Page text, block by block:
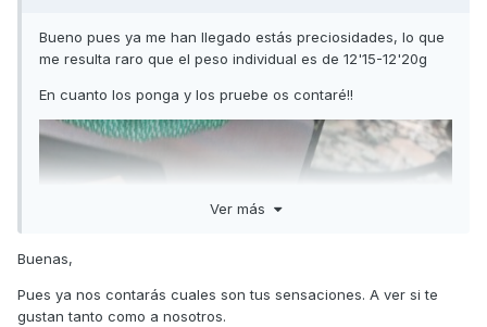
Bueno pues ya me han llegado estás preciosidades, lo que
me resulta raro que el peso individual es de 12'15-12'20g
En cuanto los ponga y los pruebe os contaré!!
Ver más
Buenas,
Pues ya nos contarás cuales son tus sensaciones. A ver si te
gustan tanto como a nosotros.